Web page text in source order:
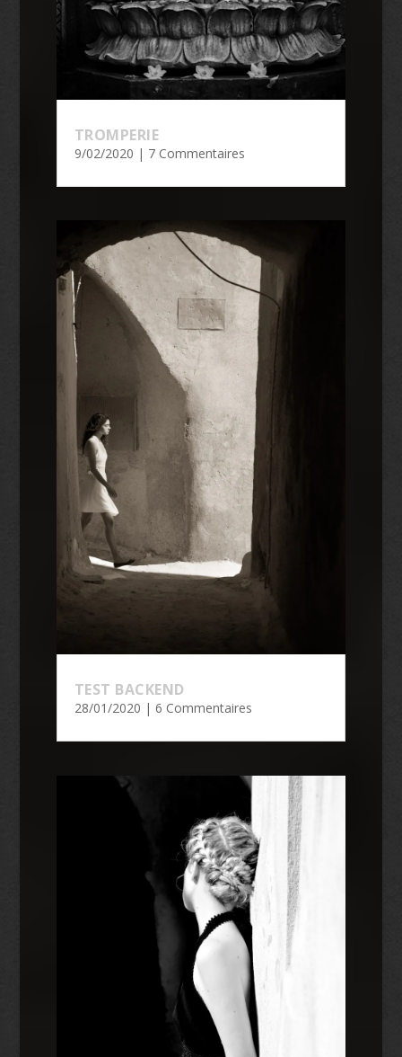
TROMPERIE
9/02/2020 | 7 Commentaires
TEST BACKEND
28/01/2020 | 6 Commentaires